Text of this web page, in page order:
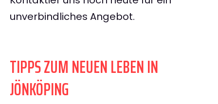
unverbindliches Angebot.
TIPPS ZUM NEUEN LEBEN IN
JÖNKÖPING